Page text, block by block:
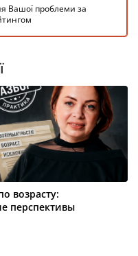
Вашої проблеми за
возрасту:
перспективы